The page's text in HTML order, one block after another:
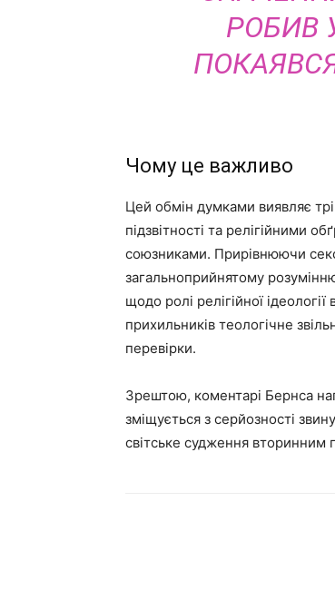
РОБИВ
Чому це важливо
Цей обмін думками виявляє
підзвітності та релігійними
союзниками. Прирівнюючи
загальноприйнятому
щодо ролі релігійної
прихильників теологічне
перевірки.
Зрештою, коментарі Бернса
зміщується з серйозності
світське судження вторинним